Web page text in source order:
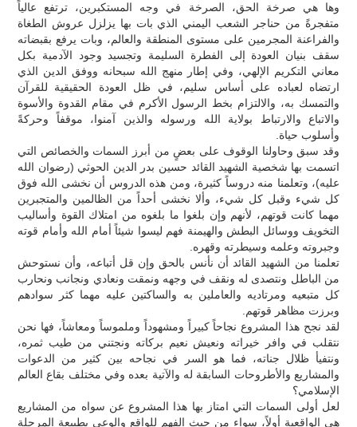
وها هي صرخة الحق، الصرخة في وجه المستكبرين، ترتفع عالياً
متفجرةً من حناجر الشعب اليمني الذي بات بها يزلزل عروش الطغاة
والفراعنة المجرمين على مستوى المنطقة والعالم، وبات يرفع بقبضاته
سقف بنيان العودة إلى الفطرة السليمة وتجسيد وجود الآدمية بكل
معاني التكريم الإلهي، وفي إطار منهج الله سبحانه ووفق الدين الذي
ارتضاه لعباده على أساس سليم، في ظل العودة الحقيقية للقرآن
والتمسك به، والالتزام بخط الرسول الأكرم في مقام القدوة والأسوة
والاتباع والارتباط بولاية الله ورسوله والذين آمنوا، موقفاً وحركةً
وأسلوب حياة.
وقد سبق وحاولنا الوقوف على بعضٍ من أبرز السمات والخصائص التي
اتسمت بها شخصية الشهيد القائد حسين بدر الدين الحوثي (رضوان الله
عليه)، وتعلمنا منه دروساً كثيرة، ومن هذه الدروس أن نخشى الله فوق
كل شيء وقبل كل شيء، وألا نخشى أحداً من الظالمين والمتجبرين
مهما كانت قوتهم، لأنهم وإن بلغوا ما بلغوه من امتلاك القوة وأساليب
التخويف ووسائل البطش والهيمنة فهم ليسوا شيئاً أمام الله وأمام قوته
وجبروته وعلمه وسيطرته وقهره.
تعلمنا من الشهيد القائد أن نأنس بالحق وإن قل أتباعه، وأن نستوحش
من الباطل ونتصدى له ونقف في وجهه ونمقت ونعادي ونجانب ونحارب
كل متبعيه ومرتاديه والعاملين به والساكتين عليه مهما كثر سوادهم
وبرزت مظاهر قوتهم.
لقد نجح هذا المشروع نجاحاً كبيراً ومشهوداً وملموساً ومعاشاً، فها نحن
نتقلب في وافر خيراته ونعيش نعيم بركاته ونجتني من طيب ثمره،
ونتفيأ ظلال جناته، فما هو السر في نجاحه بين كثير من الدعوات
والمشاريع والأطروحات السابقة له والآتية بعده وفي مختلف بقاع العالم
الإسلامي؟
لعل أولى السمات التي امتاز بها هذا المشروع عن سواه من المشاريع
هي الواقعية أولاً، سواء من حيث الفهم للواقع والوعي بطبيعة المرحلة